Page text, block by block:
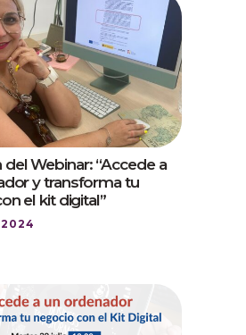
Webinar: “Accede a
y transforma tu
el kit digital”